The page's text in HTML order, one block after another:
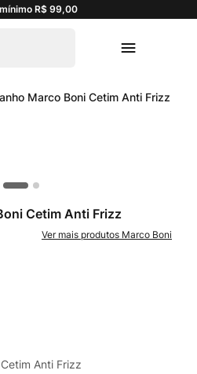
R$ 99,00
Marco Boni Cetim Anti Frizz
Cetim Anti Frizz
Marco Boni
Anti Frizz